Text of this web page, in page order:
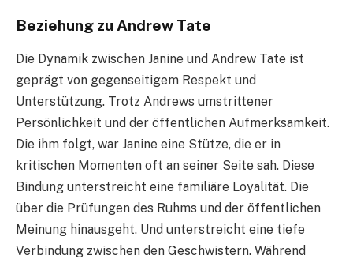
Beziehung zu Andrew Tate
Die Dynamik zwischen Janine und Andrew Tate ist
geprägt von gegenseitigem Respekt und
Unterstützung. Trotz Andrews umstrittener
Persönlichkeit und der öffentlichen Aufmerksamkeit.
Die ihm folgt, war Janine eine Stütze, die er in
kritischen Momenten oft an seiner Seite sah. Diese
Bindung unterstreicht eine familiäre Loyalität. Die
über die Prüfungen des Ruhms und der öffentlichen
Meinung hinausgeht. Und unterstreicht eine tiefe
Verbindung zwischen den Geschwistern. Während